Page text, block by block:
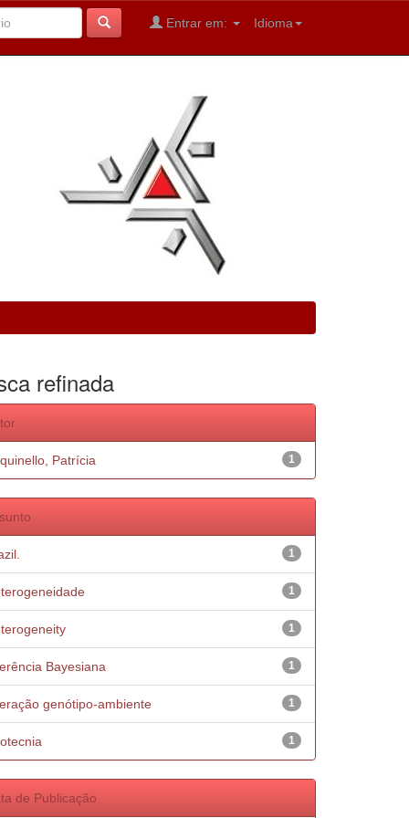
Idioma
Entrar em:
refinada
1
Patrícia
1
1
1
1
Bayesiana
1
genótipo-ambiente
1
de Publicação